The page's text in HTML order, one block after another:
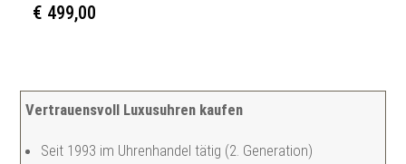
€ 499,00
Vertrauensvoll Luxusuhren kaufen
Seit 1993 im Uhrenhandel tätig (2. Generation)